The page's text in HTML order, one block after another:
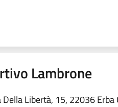
Lambrone
Della Libertà, 15, 22036 Erba